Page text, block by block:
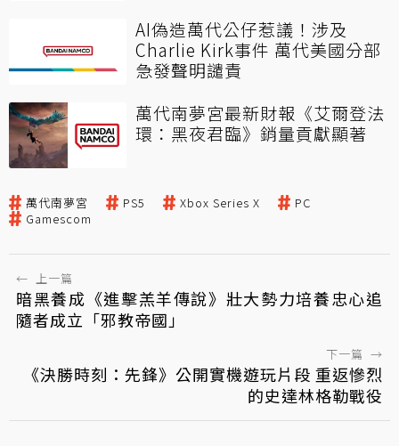
AI偽造萬代公仔惹議！涉及
Charlie Kirk事件 萬代美國分部
急發聲明譴責
萬代南夢宮最新財報《艾爾登法
環：黑夜君臨》銷量貢獻顯著
萬代南夢宮 PS5 Xbox Series X
PC
Gamescom
← 上一篇
暗黑養成《進擊羔羊傳說》壯大勢力培養忠心追
隨者成立「邪教帝國」
下一篇 →
《決勝時刻：先鋒》公開實機遊玩片段 重返慘烈
的史達林格勒戰役